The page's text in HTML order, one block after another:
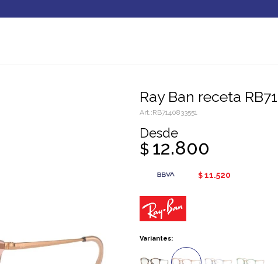
Ray Ban receta
RB7140833551
Desde
$ 12.800
$ 11.520
Variantes: